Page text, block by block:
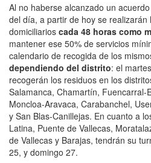
Al no haberse alcanzado un
del día, a partir de hoy se
domiciliarios cada 48 horas como
mantener ese 50% de servicios
calendario de recogida de los
dependiendo del distrito: el
recogerán los residuos en los
Salamanca, Chamartín, Fuencarral-
Moncloa-Aravaca, Carabanchel,
y San Blas-Canillejas. En cuanto a
Latina, Puente de Vallecas,
de Vallecas y Barajas, tendrán su
25, y domingo 27.